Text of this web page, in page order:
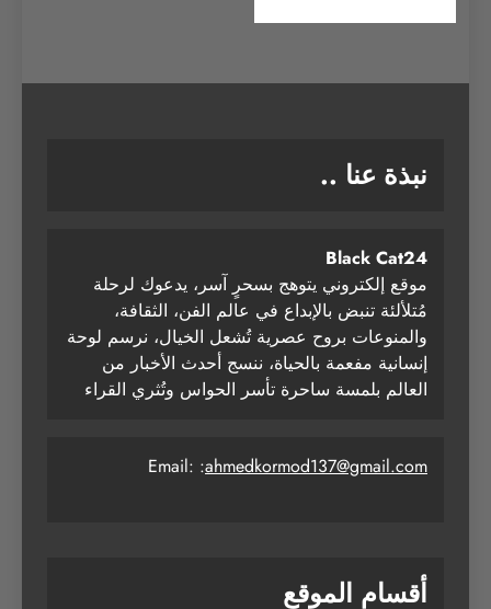
نبذة عنا ..
Black Cat24
موقع إلكتروني يتوهج بسحرٍ آسر، يدعوك لرحلة
مُتلألئة تنبض بالإبداع في عالم الفن، الثقافة،
والمنوعات بروح عصرية تُشعل الخيال، نرسم لوحة
إنسانية مفعمة بالحياة، ننسج أحدث الأخبار من
العالم بلمسة ساحرة تأسر الحواس وتُثري القراء
Email: :ahmedkormod137@gmail.com
أقسام الموقع